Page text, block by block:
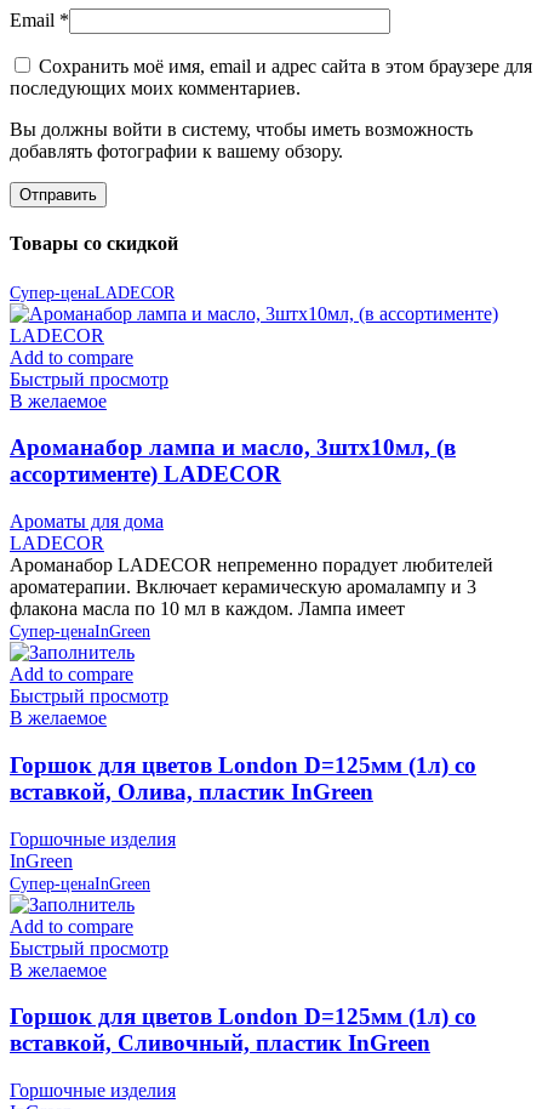
Email *
Сохранить моё имя, email и адрес сайта в этом браузере для
последующих моих комментариев.
Вы должны войти в систему, чтобы иметь возможность
добавлять фотографии к вашему обзору.
Товары со скидкой
Супер-ценаLADECOR
Add to compare
Быстрый просмотр
В желаемое
Ароманабор лампа и масло, 3штx10мл, (в
ассортименте) LADECOR
Ароматы для дома
LADECOR
Ароманабор LADECOR непременно порадует любителей
ароматерапии. Включает керамическую аромалампу и 3
флакона масла по 10 мл в каждом. Лампа имеет
Супер-ценаInGreen
Add to compare
Быстрый просмотр
В желаемое
Горшок для цветов London D=125мм (1л) со
вставкой, Олива, пластик InGreen
Горшочные изделия
InGreen
Супер-ценаInGreen
Add to compare
Быстрый просмотр
В желаемое
Горшок для цветов London D=125мм (1л) со
вставкой, Сливочный, пластик InGreen
Горшочные изделия